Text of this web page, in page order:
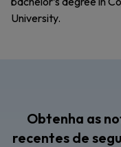
University.
Obtenha as
recentes de